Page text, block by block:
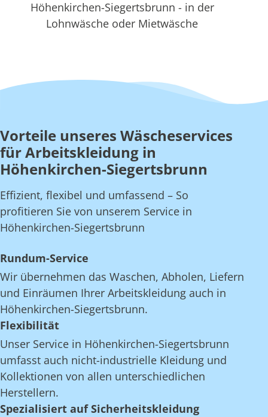
Höhenkirchen-Siegertsbrunn - in der
Lohnwäsche oder Mietwäsche
Vorteile unseres Wäscheservices
für Arbeitskleidung in
Höhenkirchen-Siegertsbrunn
Effizient, flexibel und umfassend – So
profitieren Sie von unserem Service in
Höhenkirchen-Siegertsbrunn
Rundum-Service
Wir übernehmen das Waschen, Abholen, Liefern
und Einräumen Ihrer Arbeitskleidung auch in
Höhenkirchen-Siegertsbrunn.
Flexibilität
Unser Service in Höhenkirchen-Siegertsbrunn
umfasst auch nicht-industrielle Kleidung und
Kollektionen von allen unterschiedlichen
Herstellern.
Spezialisiert auf Sicherheitskleidung